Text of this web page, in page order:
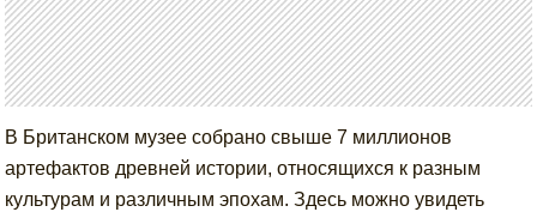
В Британском музее собрано свыше 7 миллионов
артефактов древней истории, относящихся к разным
культурам и различным эпохам. Здесь можно увидеть